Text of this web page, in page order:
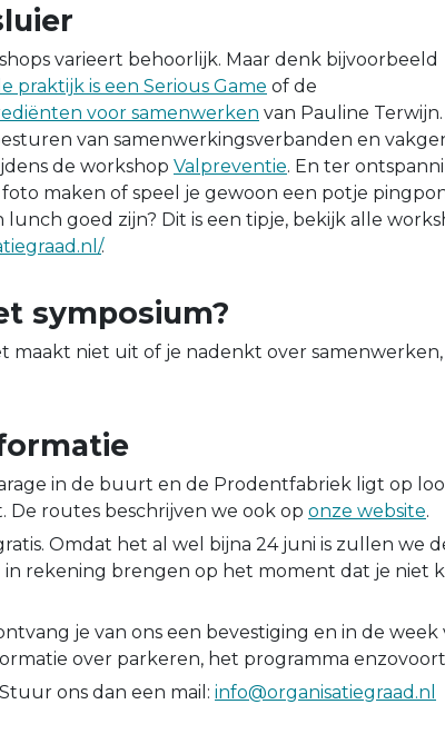
varieert behoorlijk. Maar denk bijvoorbeeld
praktijk is een Serious Game of de
voor samenwerken van Pauline
van samenwerkingsverbanden en
de workshop Valpreventie. En ter
maken of speel je gewoon een potje
goed zijn? Dit is een tipje, bekijk alle
.
symposium?
maakt niet uit of je nadenkt over samenwerken,
in de buurt en de Prodentfabriek ligt op
De routes beschrijven we ook op onze website.
Omdat het al wel bijna 24 juni is zullen we
in rekening brengen op het moment dat je niet
je van ons een bevestiging en in de week
over parkeren, het programma
ons dan een mail: info@organisatiegraad.nl